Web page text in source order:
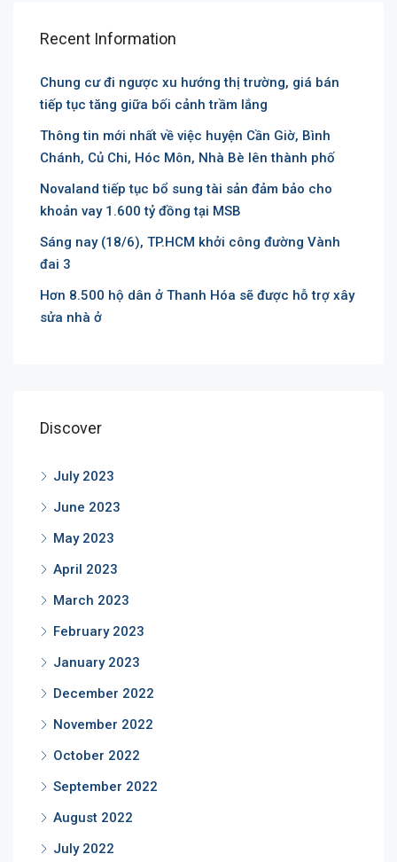
Recent Information
Chung cư đi ngược xu hướng thị trường, giá bán
tiếp tục tăng giữa bối cảnh trầm lắng
Thông tin mới nhất về việc huyện Cần Giờ, Bình
Chánh, Củ Chi, Hóc Môn, Nhà Bè lên thành phố
Novaland tiếp tục bổ sung tài sản đảm bảo cho
khoản vay 1.600 tỷ đồng tại MSB
Sáng nay (18/6), TP.HCM khởi công đường Vành
đai 3
Hơn 8.500 hộ dân ở Thanh Hóa sẽ được hỗ trợ xây
sửa nhà ở
Discover
July 2023
June 2023
May 2023
April 2023
March 2023
February 2023
January 2023
December 2022
November 2022
October 2022
September 2022
August 2022
July 2022